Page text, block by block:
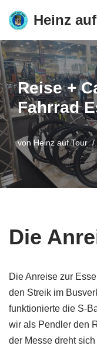
Zum
Inhalt
springen
Heinz
Reise +
Fahrrad
vonHeinz auf Tour
Die
Die Anreise zur
den Streik im
funktionierte die S-
wir als Pendler den
der Messe dreht